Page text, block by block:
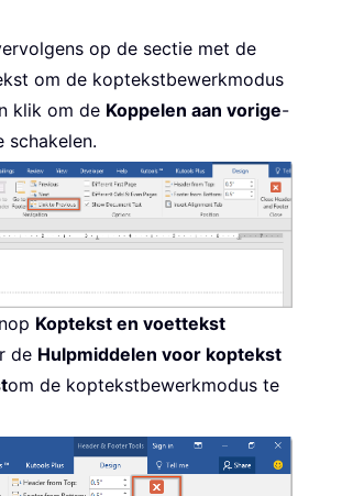
op de sectie met de
om de koptekstbewerkmodus
klik om de Koppelen aan vorige-
schakelen.
Koptekst en voettekst
de Hulpmiddelen voor koptekst
om de koptekstbewerkmodus te